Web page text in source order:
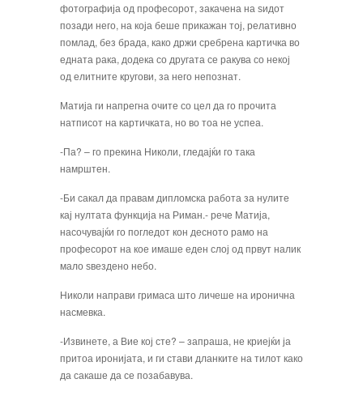
фотографија од професорот, закачена на ѕидот
позади него, на која беше прикажан тој, релативно
помлад, без брада, како држи сребрена картичка во
едната рака, додека со другата се ракува со некој
од елитните кругови, за него непознат.
Матија ги напрегна очите со цел да го про­чита
натписот на картичката, но во тоа не успеа.
-Па? – го прекина Николи, гледајќи го така
намрштен.
-Би сакал да правам дипломска рабо­та за нулите
кај нултата функција на Ри­ман.- рече Матија,
насочувајќи го погле­дот кон десното рамо на
професорот на кое имаше еден слој од првут налик
мало ѕвездено небо.
Николи направи гримаса што личеше на иронична
насмевка.
-Извинете, а Вие кој сте? – запраша, не криејќи ја
притоа иронијата, и ги стави дланките на тилот како
да сакаше да се по­забавува.